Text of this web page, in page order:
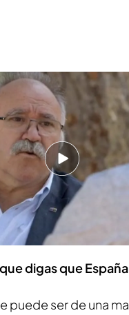
¿Cuéntame que
que han llevado a tal
que ahora cualquier
por mínima que
‘¡Esto en
no puede ser!’.
digas que
puede ser de una